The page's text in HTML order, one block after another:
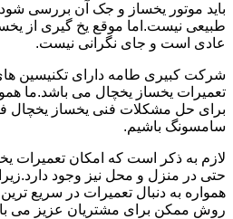
باید موتور یخساز و جک آن بررسی
طبیعی نیست.اما موقع یخ گیری از
عادی است و جای نگرانی نیست.
شرکت کبیری طامه دارای تکنیسین های
تعمیرات یخساز یخچال می باشد.ما
برای حل مشکلات فنی یخساز یخچال
سامسونگ باشیم.
لازم به ذکر است که امکان تعمیرات
حتی در منزل و محل نیز وجود
همواره به دنبال تعمیرات در سریع
روش ممکن برای مشتریان عزیز می